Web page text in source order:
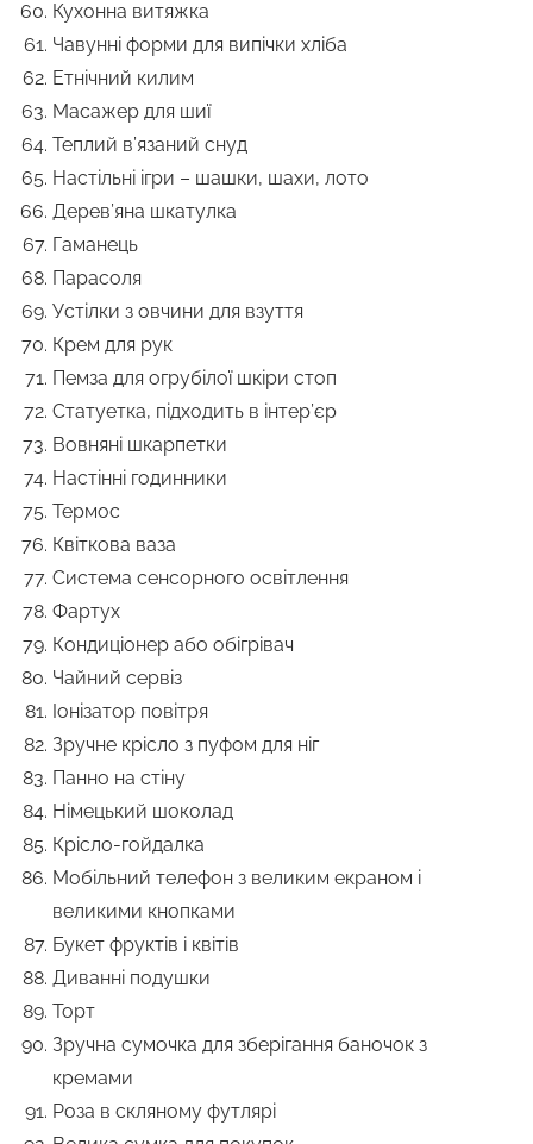
Кухонна витяжка
Чавунні форми для випічки хліба
Етнічний килим
Масажер для шиї
Теплий в’язаний снуд
Настільні ігри – шашки, шахи, лото
Дерев’яна шкатулка
Гаманець
Парасоля
Устілки з овчини для взуття
Крем для рук
Пемза для огрубілої шкіри стоп
Статуетка, підходить в інтер’єр
Вовняні шкарпетки
Настінні годинники
Термос
Квіткова ваза
Система сенсорного освітлення
Фартух
Кондиціонер або обігрівач
Чайний сервіз
Іонізатор повітря
Зручне крісло з пуфом для ніг
Панно на стіну
Німецький шоколад
Крісло-гойдалка
Мобільний телефон з великим екраном і
великими кнопками
Букет фруктів і квітів
Диванні подушки
Торт
Зручна сумочка для зберігання баночок з
кремами
Роза в скляному футлярі